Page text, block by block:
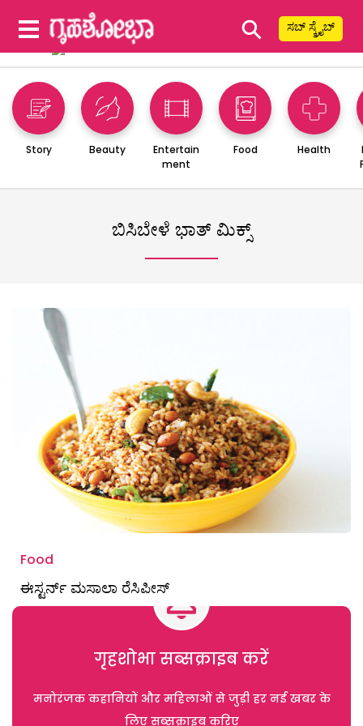
⚲ ಸಬ್ ಸ್ಕ್ರೈಬ್
Story Beauty
Entertain
ment
Food Health
ಬಿಸಿಬೇಳೆ ಭಾತ್ ಮಿಕ್ಸ್
Food
ಈಸ್ಟರ್ನ್ ಮಸಾಲಾ ರೆಸಿಪೀಸ್
गृहशोभा सब्सक्राइब करें
मनोरंजक कहानियों और महिलाओं से जुड़ी हर नई खबर के
लिए सब्सक्राइब करिए